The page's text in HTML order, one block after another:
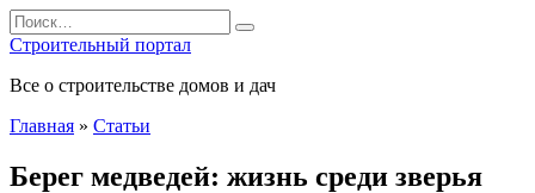
Перейти
к
содержанию
Search
for:
Строительный портал
Все о строительстве домов и дач
Главная » Статьи
Берег медведей: жизнь среди зверья